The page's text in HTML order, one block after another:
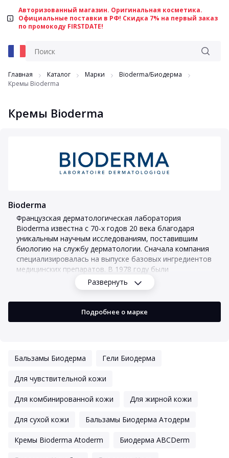
Авторизованный магазин. Оригинальная косметика.
Официальные поставки в РФ! Скидка 7% на первый заказ
по промокоду FIRSTDATE!
Главная Каталог Марки
Bioderma/Биодерма
Кремы Bioderma
Кремы Bioderma
Bioderma
Французская дерматологическая лаборатория
Bioderma известна с 70-х годов 20 века благодаря
уникальным научным исследованиям, поставившим
биологию на службу дерматологии. Сначала компания
специализировалась на выпуске базовых ингредиентов
медицинских препаратов. В 1978 году были
представлены косметические средства для лечения и
профилактики кожных проблем. Формулы продуктов
основаны на знаниях биологических процессов,
происходящих в коже.
связанным с неблагоприятным влиянием экологии,
стрессом, неправильным уходом и т. д., что нарушает
направлено на эффективное сопротивление этим
естественных ресурсов кожи, нормализацию ее
Развернуть
Подробнее о марке
Бальзамы Биодерма Гели Биодерма
Для чувствительной кожи
Для комбинированной кожи Для жирной кожи
Для сухой кожи Бальзамы Биодерма Атодерм
Кремы Bioderma Atoderm Биодерма ABCDerm